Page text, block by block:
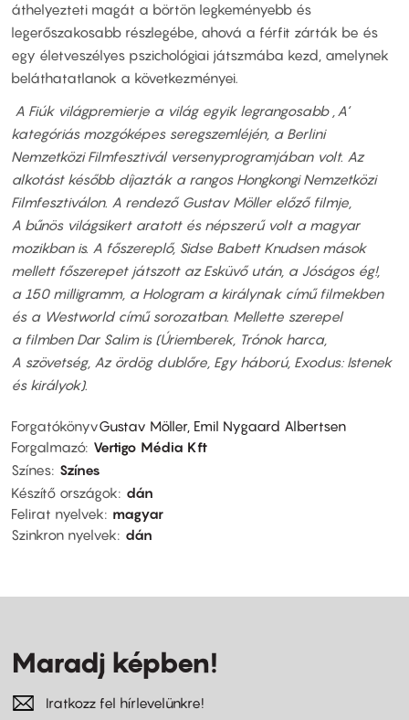
áthelyezteti magát a börtön legkeményebb és
legerőszakosabb részlegébe, ahová a férfit zárták be és
egy életveszélyes pszichológiai játszmába kezd, amelynek
beláthatatlanok a következményei.
A Fiúk világpremierje a világ egyik legrangosabb ‚A‘
kategóriás mozgóképes seregszemléjén, a Berlini
Nemzetközi Filmfesztivál versenyprogramjában volt. Az
alkotást később díjazták a rangos Hongkongi Nemzetközi
Filmfesztiválon. A rendező Gustav Möller előző filmje,
A bűnös világsikert aratott és népszerű volt a magyar
mozikban is. A főszereplő, Sidse Babett Knudsen mások
mellett főszerepet játszott az Esküvő után, a Jóságos ég!,
a 150 milligramm, a Hologram a királynak című filmekben
és a Westworld című sorozatban. Mellette szerepel
a filmben Dar Salim is (Úriemberek, Trónok harca,
A szövetség, Az ördög dublőre, Egy háború, Exodus: Istenek
és királyok).
ForgatókönyvGustav Möller, Emil Nygaard Albertsen
Forgalmazó Vertigo Média Kft
Színes Színes
Készítő országok
dán
Felirat nyelvek
magyar
Szinkron nyelvek
dán
Maradj képben!
Iratkozz fel hírlevelünkre!